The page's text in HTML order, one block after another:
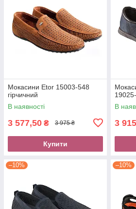
Мокасини Etor 15003-548
гірчичний
В наявності
3 577,50 ₴ 3 975 ₴
Купити
В
3 915
–10% –10%